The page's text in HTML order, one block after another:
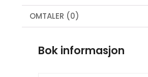
OMTALER (0)
Bok informasjon